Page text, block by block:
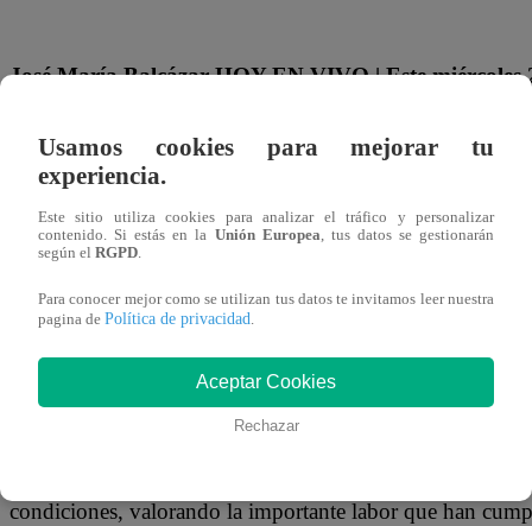
José María Balcázar HOY EN VIVO | Este miércoles
conocieron los detalles de la agenda del jefe de
jornada del mandatario.
ACTIVIDADES DEL PRESIDENTE
PARA HOY, 27 DE MAYO
Desde la cuenta de Presidencia se pudo constatar que el
tiene programado liderar el Consejo de Ministros de
condiciones, valorando la importante labor que han
Usamos cookies para mejorar tu
experiencia.
Este sitio utiliza cookies para analizar el tráfico y personalizar
contenido. Si estás en la Unión Europea, tus datos se gestionarán
según el RGPD.
Para conocer mejor como se utilizan tus datos te invitamos leer nuestra
pagina de Política de privacidad.
Aceptar Cookies
Rechazar